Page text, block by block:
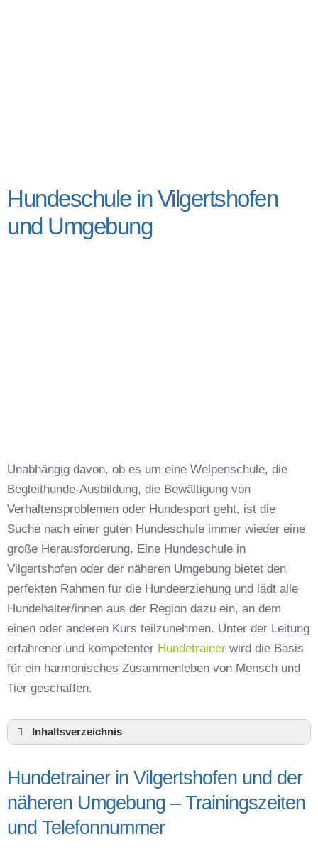
Hundeschule in Vilgertshofen
und Umgebung
Unabhängig davon, ob es um eine Welpenschule, die
Begleithunde-Ausbildung, die Bewältigung von
Verhaltensproblemen oder Hundesport geht, ist die
Suche nach einer guten Hundeschule immer wieder eine
große Herausforderung. Eine Hundeschule in
Vilgertshofen oder der näheren Umgebung bietet den
perfekten Rahmen für die Hundeerziehung und lädt alle
Hundehalter/innen aus der Region dazu ein, an dem
einen oder anderen Kurs teilzunehmen. Unter der Leitung
erfahrener und kompetenter Hundetrainer wird die Basis
für ein harmonisches Zusammenleben von Mensch und
Tier geschaffen.
Inhaltsverzeichnis
Hundetrainer in Vilgertshofen und der näheren
Umgebung – Trainingszeiten und
Telefonnummer
Das macht einen guten Hundetrainer aus
Hundetrainer in Vilgertshofen und der
näheren Umgebung – Trainingszeiten
und Telefonnummer